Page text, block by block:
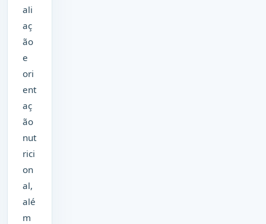
ali
aç
ão
e
ori
ent
aç
ão
nut
rici
on
al,
alé
m